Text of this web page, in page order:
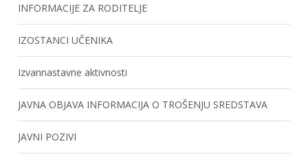
INFORMACIJE ZA RODITELJE
IZOSTANCI UČENIKA
Izvannastavne aktivnosti
JAVNA OBJAVA INFORMACIJA O TROŠENJU SREDSTAVA
JAVNI POZIVI